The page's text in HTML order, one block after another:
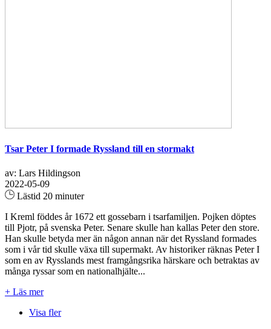
Tsar Peter I formade Ryssland till en stormakt
av: Lars Hildingson
2022-05-09
Lästid 20 minuter
I Kreml föddes år 1672 ett gossebarn i tsarfamiljen. Pojken döptes
till Pjotr, på svenska Peter. Senare skulle han kallas Peter den store.
Han skulle betyda mer än någon annan när det Ryssland formades
som i vår tid skulle växa till supermakt. Av historiker räknas Peter I
som en av Rysslands mest framgångsrika härskare och betraktas av
många ryssar som en nationalhjälte...
+ Läs mer
Visa fler